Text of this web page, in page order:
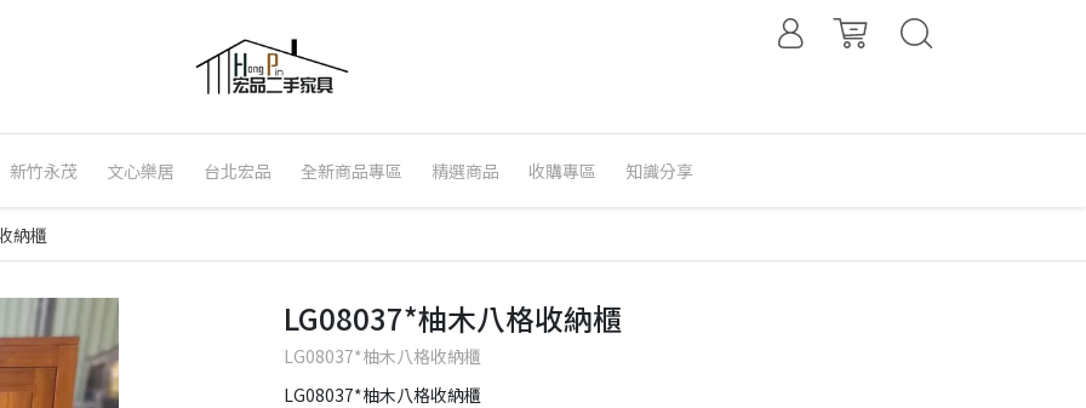
新竹永茂 文心樂居 台北宏品 全新商品專區 精選商品 收購專區 知識分享
納櫃
LG08037*柚木八格收納櫃
LG08037*柚木八格收納櫃
LG08037*柚木八格收納櫃